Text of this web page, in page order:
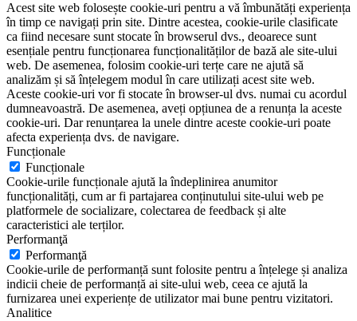
Acest site web folosește cookie-uri pentru a vă îmbunătăți experiența
în timp ce navigați prin site. Dintre acestea, cookie-urile clasificate
ca fiind necesare sunt stocate în browserul dvs., deoarece sunt
esențiale pentru funcționarea funcționalităților de bază ale site-ului
web. De asemenea, folosim cookie-uri terțe care ne ajută să
analizăm și să înțelegem modul în care utilizați acest site web.
Aceste cookie-uri vor fi stocate în browser-ul dvs. numai cu acordul
dumneavoastră. De asemenea, aveți opțiunea de a renunța la aceste
cookie-uri. Dar renunțarea la unele dintre aceste cookie-uri poate
afecta experiența dvs. de navigare.
Funcționale
Funcționale
Cookie-urile funcționale ajută la îndeplinirea anumitor
funcționalități, cum ar fi partajarea conținutului site-ului web pe
platformele de socializare, colectarea de feedback și alte
caracteristici ale terților.
Performanţă
Performanţă
Cookie-urile de performanță sunt folosite pentru a înțelege și analiza
indicii cheie de performanță ai site-ului web, ceea ce ajută la
furnizarea unei experiențe de utilizator mai bune pentru vizitatori.
Analitice